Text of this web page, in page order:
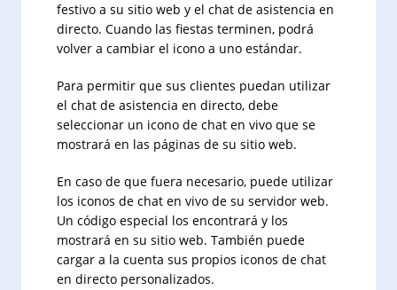
festivo a su sitio web y el chat de asistencia en
directo. Cuando las fiestas terminen, podrá
volver a cambiar el icono a uno estándar.
Para permitir que sus clientes puedan utilizar
el chat de asistencia en directo, debe
seleccionar un icono de chat en vivo que se
mostrará en las páginas de su sitio web.
En caso de que fuera necesario, puede utilizar
los iconos de chat en vivo de su servidor web.
Un código especial los encontrará y los
mostrará en su sitio web. También puede
cargar a la cuenta sus propios iconos de chat
en directo personalizados.